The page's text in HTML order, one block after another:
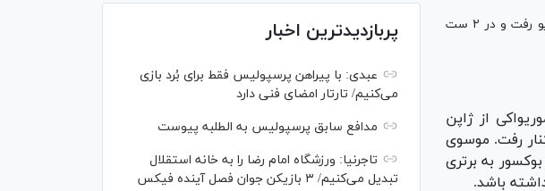
رفت و
در ۲ ست
از ژاپن
مسابقات کنار رفت. موسوی
به برتری
پربازدیدترین اخبار
عبدی: با پیراهن پرسپولیس فقط برای بُرد بازی
می‌کنیم/ تارتار امضای فنی دارد
مدافع سابق پرسپولیس به الطلبه پیوست
تاجرنیا: ورزشگاه امام رضا را به خانه استقلال
تبدیل می‌کنیم/ ۳ بازیکن جوان فصل آینده فیکس